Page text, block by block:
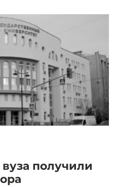
получили